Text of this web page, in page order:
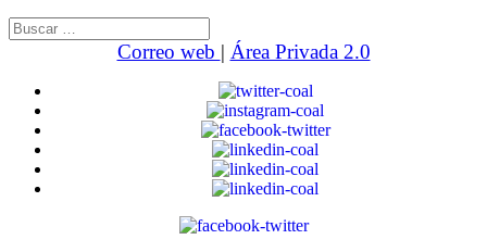
Buscar:
Correo web | Área Privada 2.0